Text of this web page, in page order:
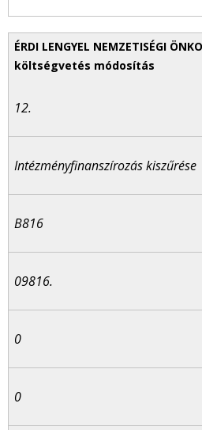
12.
Intézményfinanszírozás kiszűrése
B816
09816.
0
0